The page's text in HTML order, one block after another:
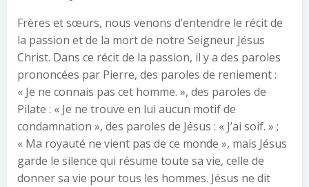
Frères et sœurs, nous venons d’entendre le récit de
la passion et de la mort de notre Seigneur Jésus
Christ. Dans ce récit de la passion, il y a des paroles
prononcées par Pierre, des paroles de reniement :
« Je ne connais pas cet homme. », des paroles de
Pilate : « Je ne trouve en lui aucun motif de
condamnation », des paroles de Jésus : « J’ai soif. » ;
« Ma royauté ne vient pas de ce monde », mais Jésus
garde le silence qui résume toute sa vie, celle de
donner sa vie pour tous les hommes. Jésus ne dit